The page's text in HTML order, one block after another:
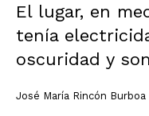
El lugar, en
tenía
oscuridad y
José María Rincón Burboa